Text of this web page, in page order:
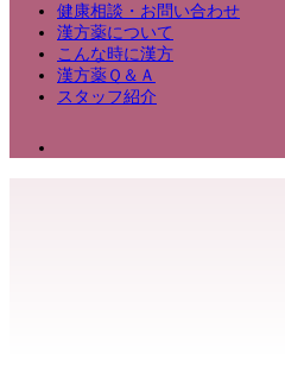
健康相談・お問い合わせ
漢方薬について
こんな時に漢方
漢方薬Ｑ＆Ａ
スタッフ紹介